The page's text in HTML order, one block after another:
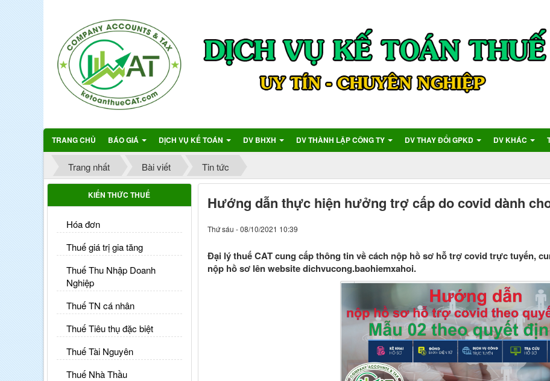
TRANG CHỦ BÁO GIÁ DỊCH VỤ KẾ TOÁN DV BHXH DV THÀNH LẬP CÔNG TY DV THAY ĐỔI GPKD DV KHÁC
Trang nhất Bài viết Tin tức
Hướng dẫn thực hiện hưởng trợ cấp do covid dành
Thứ sáu - 08/10/2021 10:39
Đại lý thuế CAT cung cấp thông tin về cách nộp hồ sơ hỗ trợ covid trực tuyến,
nộp hồ sơ lên website dichvucong.baohiemxahoi.
KIẾN THỨC THUẾ
Hóa đơn
Thuế giá trị gia tăng
Thuế Thu Nhập Doanh
Nghiệp
Thuế TN cá nhân
Thuế Tiêu thụ đặc biệt
Thuế Tài Nguyên
Thuế Nhà Thầu